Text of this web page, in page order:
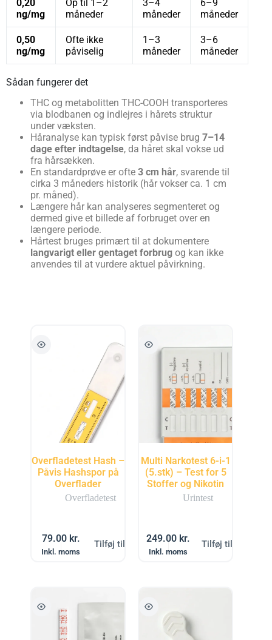
0,20
ng/mg
Op til 1–2
måneder
3–4
måneder
6–9
måneder
0,50
ng/mg
Ofte ikke
påviselig
1–3
måneder
3–6
måneder
Sådan fungerer det
THC og metabolitten THC-COOH transporteres
via blodbanen og indlejres i hårets struktur
under væksten.
Håranalyse kan typisk først påvise brug 7–14
dage efter indtagelse, da håret skal vokse ud
fra hårsækken.
En standardprøve er ofte 3 cm hår, svarende til
cirka 3 måneders historik (hår vokser ca. 1 cm
pr. måned).
Længere hår kan analyseres segmenteret og
dermed give et billede af forbruget over en
længere periode.
Hårtest bruges primært til at dokumentere
langvarigt eller gentaget forbrug og kan ikke
anvendes til at vurdere aktuel påvirkning.
Overfladetest Hash –
Påvis Hashspor på
Overflader
Overfladetest
79.00 kr.
Inkl. moms
Tilføj til kurv
Multi Narkotest 6-i-1
(5.stk) – Test for 5
Stoffer og Nikotin
Urintest
249.00 kr.
Inkl. moms
Tilføj til kurv